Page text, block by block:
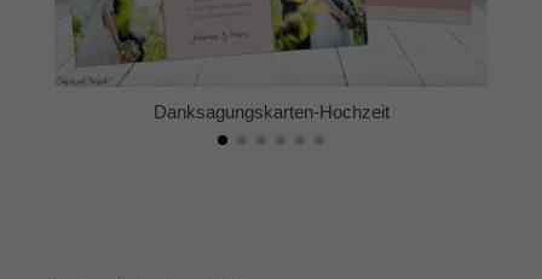
Danksagungskarten-Hochzeit